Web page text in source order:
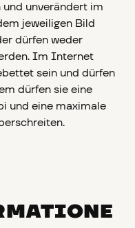
und unverändert im
jeweiligen Bild
dürfen weder
Im Internet
sein und dürfen
dürfen sie eine
und eine maximale